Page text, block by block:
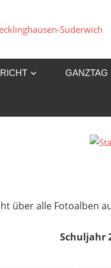
GANZTAG
über alle Fotoalben
Schuljahr